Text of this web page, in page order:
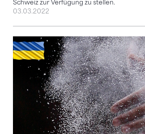
Schweiz zur Verfügung zu stellen.
03.03.2022
Die Verletzung der olympischen